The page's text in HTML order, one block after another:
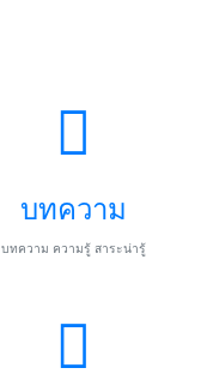
บทความ
บทความ ความรู้ สาระน่ารู้